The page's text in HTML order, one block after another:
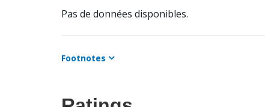
Pas de données disponibles.
Footnotes